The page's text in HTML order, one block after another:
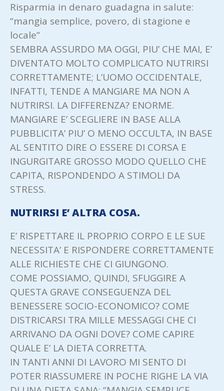
Risparmia in denaro guadagna in salute:
“mangia semplice, povero, di stagione e
locale”
SEMBRA ASSURDO MA OGGI, PIU’ CHE MAI, E’
DIVENTATO MOLTO COMPLICATO NUTRIRSI
CORRETTAMENTE; L’UOMO OCCIDENTALE,
INFATTI, TENDE A MANGIARE MA NON A
NUTRIRSI. LA DIFFERENZA? ENORME.
MANGIARE E’ SCEGLIERE IN BASE ALLA
PUBBLICITA’ PIU’ O MENO OCCULTA, IN BASE
AL SENTITO DIRE O ESSERE DI CORSA E
INGURGITARE GROSSO MODO QUELLO CHE
CAPITA, RISPONDENDO A STIMOLI DA
STRESS.
NUTRIRSI E’ ALTRA COSA.
E’ RISPETTARE IL PROPRIO CORPO E LE SUE
NECESSITA’ E RISPONDERE CORRETTAMENTE
ALLE RICHIESTE CHE CI GIUNGONO.
COME POSSIAMO, QUINDI, SFUGGIRE A
QUESTA GRAVE CONSEGUENZA DEL
BENESSERE SOCIO-ECONOMICO? COME
DISTRICARSI TRA MILLE MESSAGGI CHE CI
ARRIVANO DA OGNI DOVE? COME CAPIRE
QUALE E’ LA DIETA CORRETTA.
IN TANTI ANNI DI LAVORO MI SENTO DI
POTER RIASSUMERE IN POCHE RIGHE LA VIA